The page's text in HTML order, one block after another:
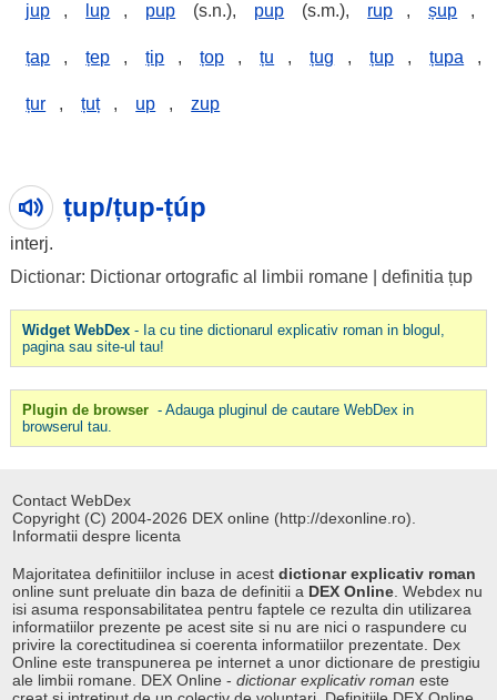
jup , lup , pup (s.n.), pup (s.m.), rup , șup ,
țap , țep , țip , țop , țu , țug , țup , țupa ,
țur , țuț , up , zup
țup/țup-țúp
interj.
Dictionar: Dictionar ortografic al limbii romane| definitia țup
Widget WebDex- Ia cu tine dictionarul explicativ roman in blogul,
pagina sau site-ul tau!
Plugin de browser - Adauga pluginul de cautare WebDex in
browserul tau.
Contact WebDex
Copyright (C) 2004-2026 DEX online (http://dexonline.ro).
Informatii despre licenta
Majoritatea definitiilor incluse in acestdictionar explicativ roman
online sunt preluate din baza de definitii a DEX Online . Webdex nu
isi asuma responsabilitatea pentru faptele ce rezulta din utilizarea
informatiilor prezente pe acest site si nu are nici o raspundere cu
privire la corectitudinea si coerenta informatiilor prezentate. Dex
Online este transpunerea pe internet a unor dictionare de prestigiu
ale limbii romane. DEX Online -dictionar explicativ roman este